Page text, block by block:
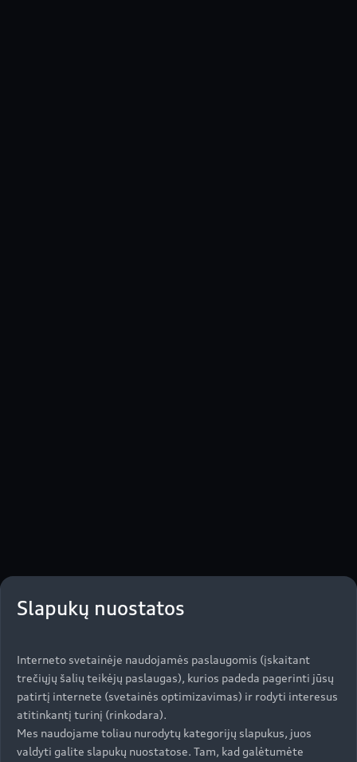
Slapukų nuostatos
Interneto svetainėje naudojamės paslaugomis (įskaitant
trečiųjų šalių teikėjų paslaugas), kurios padeda pagerinti jūsų
patirtį internete (svetainės optimizavimas) ir rodyti interesus
atitinkantį turinį (rinkodara).
Mes naudojame toliau nurodytų kategorijų slapukus, juos
valdyti galite slapukų nuostatose. Tam, kad galėtumėte